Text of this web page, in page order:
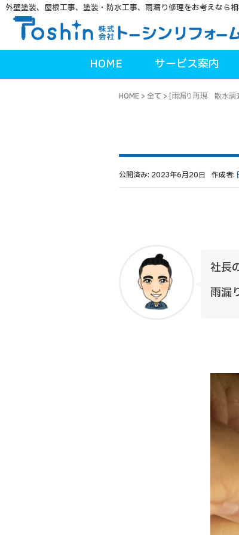
外壁塗装、屋根工事、塗装・防水工事、雨漏り修理をお考えなら
HOME サービス案内
HOME >全て > [雨漏り再現 散水
公開済み: 2023年6月20日 作成者:
社長
雨漏